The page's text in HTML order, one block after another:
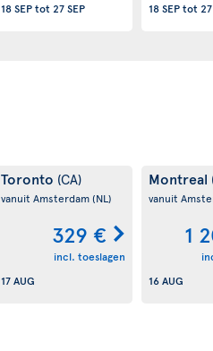
18 SEPtot 27 SEP
18 SEPtot
Toronto (CA)
vanuit Amsterdam(NL)
329 €
incl. toeslagen
17 AUG
Montreal
vanuit
1
16 AUG